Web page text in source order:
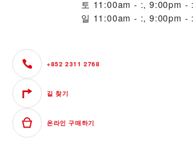
토 11:00am - :, 9:00pm - :
일 11:00am - :, 9:00pm - :
+852 2311 2768
길 찾기
온라인 구매하기